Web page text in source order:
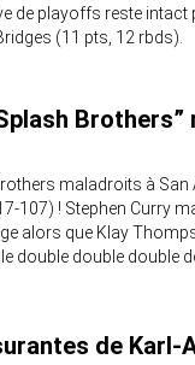
de playoffs reste
(11 pts, 12 rbds).
maladroits à
107) ! Stephen Curry
alors que Klay
double double double
de Karl-